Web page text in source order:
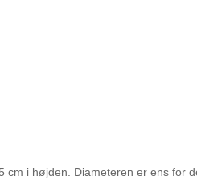
i højden. Diameteren er ens for